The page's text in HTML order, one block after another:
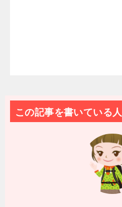
この記事を書いている人